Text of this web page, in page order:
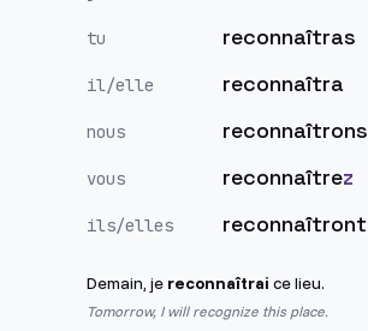
tu reconnaîtras
il/elle reconnaîtra
nous reconnaîtrons
vous reconnaîtrez
ils/elles reconnaîtront
Demain, je reconnaîtrai ce lieu.
Tomorrow, I will recognize this place.